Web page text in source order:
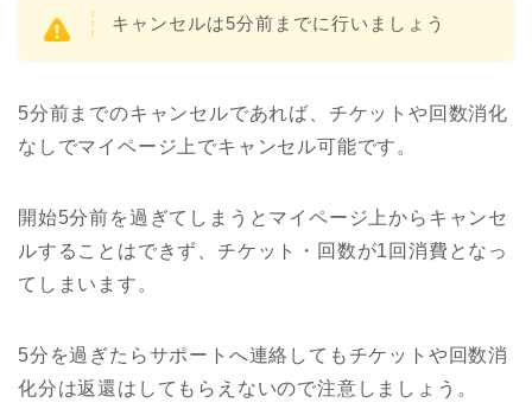
キャンセルは5分前までに行いましょう
5分前までのキャンセルであれば、チケットや回数消化
なしでマイページ上でキャンセル可能です。
開始5分前を過ぎてしまうとマイページ上からキャンセ
ルすることはできず、チケット・回数が1回消費となっ
てしまいます。
5分を過ぎたらサポートへ連絡してもチケットや回数消
化分は返還はしてもらえないので注意しましょう。